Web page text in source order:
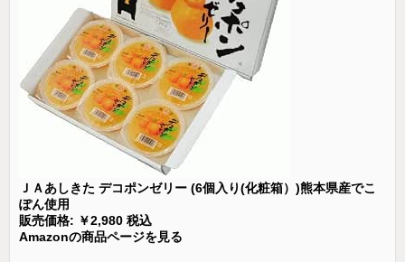
ＪＡあしきた デコポンゼリー (6個入り(化粧箱）)熊本県産でこ
ぽん使用
販売価格: ￥2,980 税込
Amazonの商品ページを見る